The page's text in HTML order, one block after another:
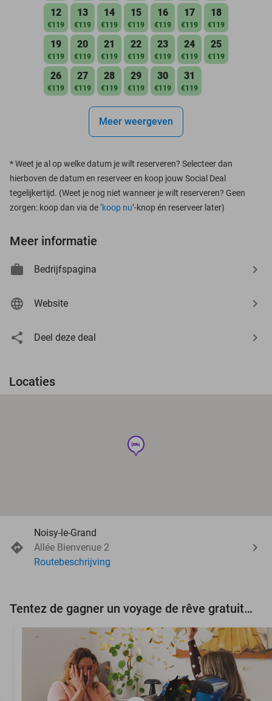
12
€119
13
€119
14
€119
15
€119
16
€119
17
€119
18
€119
19
€119
20
€119
21
€119
22
€119
23
€119
24
€119
25
€119
26
€119
27
€119
28
€119
29
€119
30
€119
31
€119
Meer weergeven
*Weet je al op welke datum je wilt reserveren? Selecteer dan
hierboven de datum en reserveer en koop jouw Social Deal
tegelijkertijd. (Weet je nog niet wanneer je wilt reserveren? Geen
zorgen: koop dan via de ‘koop nu’-knop én reserveer later)
Meer informatie
Bedrijfspagina
Website
Deel deze deal
Locaties
hotel
Noisy-le-Grand
Allée Bienvenue 2
Routebeschrijving
Tentez de gagner un voyage de rêve gratuit d'une valeur de 3.000 € !